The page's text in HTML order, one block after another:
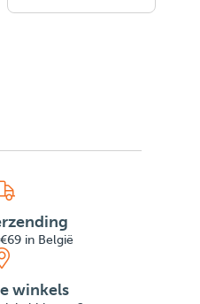
in België
winkels